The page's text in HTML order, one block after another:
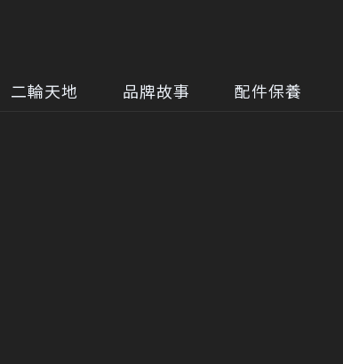
二輪天地 品牌故事 配件保養